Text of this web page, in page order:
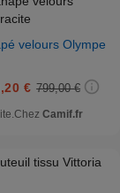
velours Olympe
€ 799,00 €
Chez Camif.fr